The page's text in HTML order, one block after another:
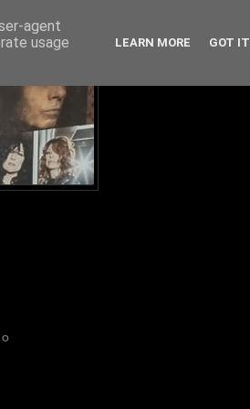
agent
usage
LEARN MORE GOT IT